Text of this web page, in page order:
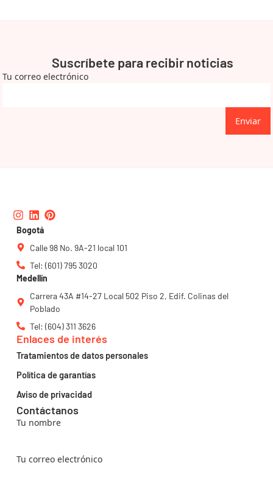
Suscríbete para recibir noticias
Tu correo electrónico
Enviar
Instagram
Linkedin
Pinterest
Bogotá
Calle 98 No. 9A-21 local 101
Tel: (601) 795 3020
Medellín
Carrera 43A #14-27 Local 502 Piso 2, Edif. Colinas del
Poblado
Tel: (604) 311 3626
Contáctanos
Tu nombre
Tu correo electrónico
Enlaces de interés
Tratamientos de datos personales
Política de garantías
Aviso de privacidad